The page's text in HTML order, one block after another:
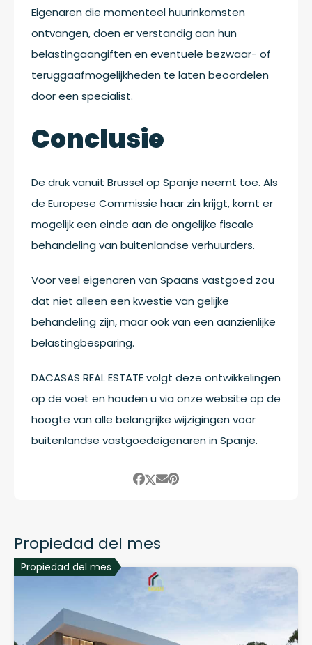
Eigenaren die momenteel huurinkomsten
ontvangen, doen er verstandig aan hun
belastingaangiften en eventuele bezwaar- of
teruggaafmogelijkheden te laten beoordelen
door een specialist.
Conclusie
De druk vanuit Brussel op Spanje neemt toe. Als
de Europese Commissie haar zin krijgt, komt er
mogelijk een einde aan de ongelijke fiscale
behandeling van buitenlandse verhuurders.
Voor veel eigenaren van Spaans vastgoed zou
dat niet alleen een kwestie van gelijke
behandeling zijn, maar ook van een aanzienlijke
belastingbesparing.
DACASAS REAL ESTATE volgt deze ontwikkelingen
op de voet en houden u via onze website op de
hoogte van alle belangrijke wijzigingen voor
buitenlandse vastgoedeigenaren in Spanje.
Propiedad del mes
Propiedad del mes